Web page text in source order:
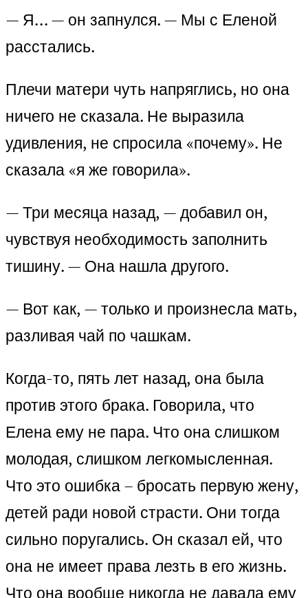
— Я… — он запнулся. — Мы с Еленой
расстались.
Плечи матери чуть напряглись, но она
ничего не сказала. Не выразила
удивления, не спросила «почему». Не
сказала «я же говорила».
— Три месяца назад, — добавил он,
чувствуя необходимость заполнить
тишину. — Она нашла другого.
— Вот как, — только и произнесла мать,
разливая чай по чашкам.
Когда-то, пять лет назад, она была
против этого брака. Говорила, что
Елена ему не пара. Что она слишком
молодая, слишком легкомысленная.
Что это ошибка – бросать первую жену,
детей ради новой страсти. Они тогда
сильно поругались. Он сказал ей, что
она не имеет права лезть в его жизнь.
Что она вообще никогда не давала ему